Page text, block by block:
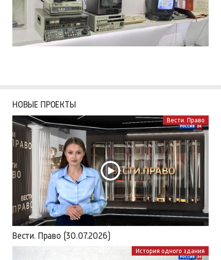
НОВЫЕ ПРОЕКТЫ
Вести. Право
Вести. Право (30.07.2026)
История одного здания